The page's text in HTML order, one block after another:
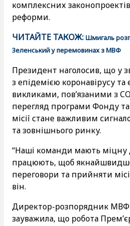
комплексних
реформи.
ЧИТАЙТЕ ТАКОЖ: Шмигаль
Зеленський у перемовинах з МВФ
Президент наголосив, що у
з епідемією коронавірусу
викликами, пов’язаними з
перегляд програми Фонду
місії стане важливим
та зовнішнього ринку.
“Наші команди мають міцну
працюють, щоб
переговори та прийняти
він.
Директор-розпорядник МВФ
зауважила, що робота